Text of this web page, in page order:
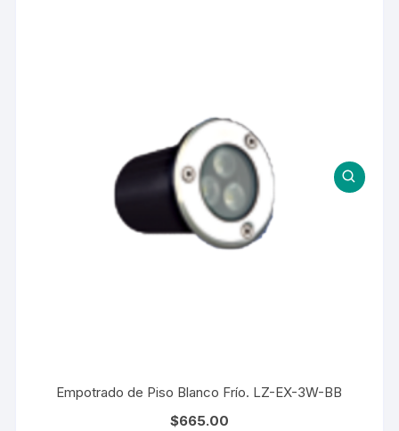
Empotrado de Piso Blanco Frío. LZ-EX-3W-BB
$665.00